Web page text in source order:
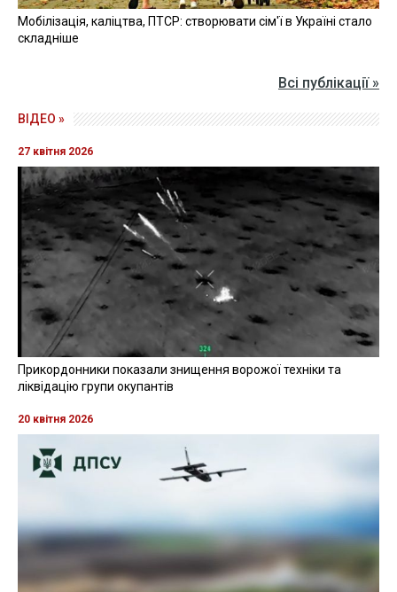
Мобілізація, каліцтва, ПТСР: створювати сім'ї в Україні стало
складніше
Всі публікації »
ВІДЕО »
27 квітня 2026
Прикордонники показали знищення ворожої техніки та
ліквідацію групи окупантів
20 квітня 2026